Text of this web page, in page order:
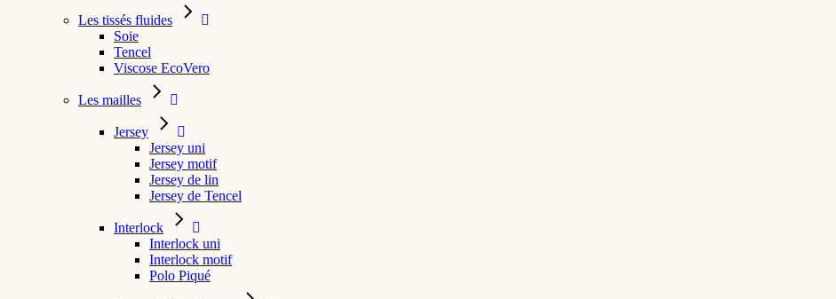
Les tissés fluides
Soie
Tencel
Viscose EcoVero
Les mailles
Jersey
Jersey uni
Jersey motif
Jersey de lin
Jersey de Tencel
Interlock
Interlock uni
Interlock motif
Polo Piqué